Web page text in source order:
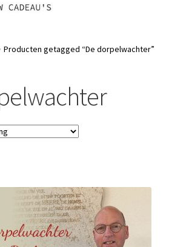
Producten getagged “De dorpelwachter”